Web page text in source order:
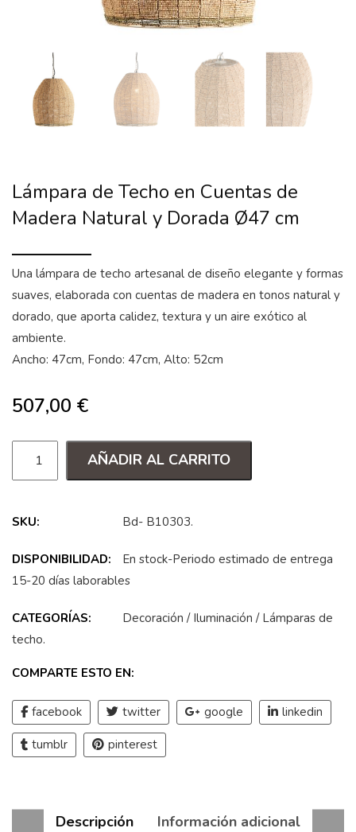
Lámpara de Techo en Cuentas de
Madera Natural y Dorada Ø47 cm
Una lámpara de techo artesanal de diseño elegante y formas
suaves, elaborada con cuentas de madera en tonos natural y
dorado, que aporta calidez, textura y un aire exótico al
ambiente.
Ancho: 47cm, Fondo: 47cm, Alto: 52cm
507,00 €
AÑADIR AL CARRITO
SKU: Bd- B10303.
DISPONIBILIDAD:
En stock-Periodo estimado de entrega
15-20 días laborables
CATEGORÍAS: Decoración / Iluminación / Lámparas de
techo.
COMPARTE ESTO EN:
facebook twitter google linkedin
tumblr pinterest
Descripción Información adicional